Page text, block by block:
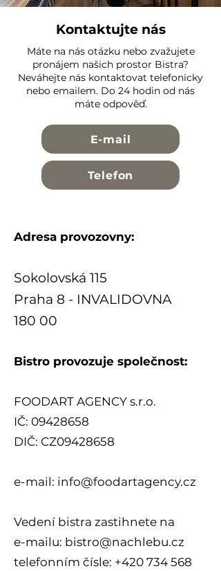
Kontaktujte nás
Máte na nás otázku nebo zvažujete
pronájem našich prostor Bistra?
Neváhejte nás kontaktovat telefonicky
nebo emailem. Do 24 hodin od nás
máte odpověď.
E-mail
Telefon
Adresa provozovny:
Sokolovská 115
Praha 8 - INVALIDOVNA
180 00
Bistro provozuje společnost:
FOODART AGENCY s.r.o.
IČ: 09428658
DIČ: CZ09428658
e-mail: info@foodartagency.cz
Vedení bistra zastihnete na
e-mailu: bistro@nachlebu.cz
telefonním čísle: +420 734 568